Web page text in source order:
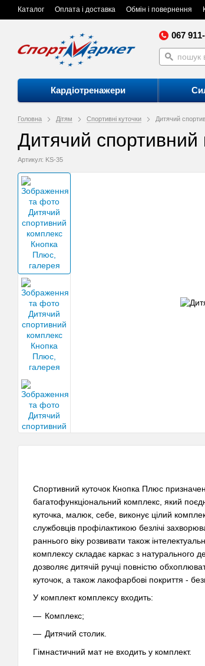
Каталог Оплата і доставка Обмін і повернення
067
Кардіотренажери
Головна Дітям Спортивні куточки Дитячий
Дитячий
Артикул: KS-35
Спортивний куточок Кнопка Плюс
багатофункціональний комплекс, який
куточка, малюк, себе, виконує цілий
службовців профілактикою безлічі
раннього віку розвивати також
комплексу складає каркас з
дозволяє дитячій ручці повністю
куточок, а також лакофарбові покриття -
У комплект комплексу входить:
Комплекс;
Дитячий столик.
Гімнастичний мат не входить у комплект.